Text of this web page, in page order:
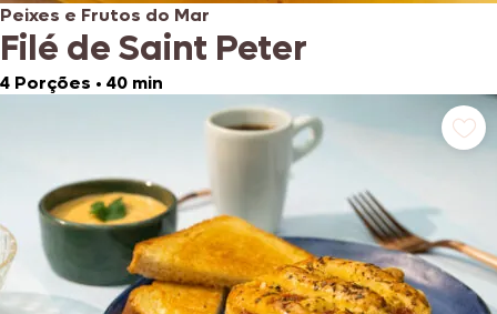
Peixes e Frutos do Mar
Filé de Saint Peter
4 Porções • 40 min